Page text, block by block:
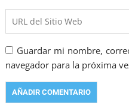
Guardar mi nombre,
navegador para la próxima